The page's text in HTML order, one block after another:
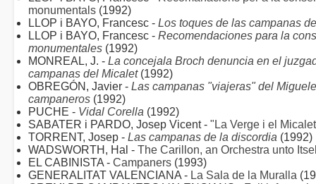
monumentals (1992)
LLOP i BAYO, Francesc - Los toques de las campanas
LLOP i BAYO, Francesc - Recomendaciones para la
monumentales (1992)
MONREAL, J. - La concejala Broch denuncia en el
campanas del Micalet(1992)
OBREGÓN, Javier - Las campanas "viajeras" del
campaneros (1992)
PUCHE - Vidal Corella (1992)
SABATER i PARDO, Josep Vicent - "La Verge i el
TORRENT, Josep - Las campanas de la discordia (1992)
WADSWORTH, Hal - The Carillon, an Orchestra unto
EL CABINISTA - Campaners (1993)
GENERALITAT VALENCIANA - La Sala de la Muralla